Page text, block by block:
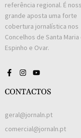
referência regional. É
grande aposta uma forte
cobertura jornalística nos
Concelhos de Santa Maria
Espinho e Ovar.
CONTACTOS
geral@jornaln.pt
comercial@jornaln.pt